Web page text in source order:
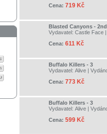
Cena: 719 Kč
Blasted Canyons -
Vydavatel: Castle Face
Cena: 611 Kč
Buffalo Killers - 3
Vydavatel: Alive |
Cena: 773 Kč
Buffalo Killers - 3
Vydavatel: Alive |
Cena: 599 Kč